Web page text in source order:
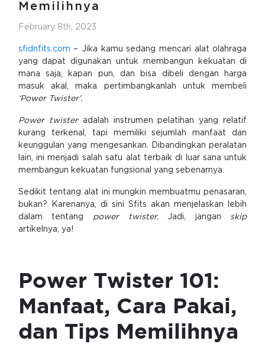
Memilihnya
February 8th, 2023
sfidnfits.com – Jika kamu sedang mencari alat olahraga
yang dapat digunakan untuk membangun kekuatan di
mana saja, kapan pun, dan bisa dibeli dengan harga
masuk akal, maka pertimbangkanlah untuk membeli
‘Power Twister’.
Power twisteradalah instrumen pelatihan yang relatif
kurang terkenal, tapi memiliki sejumlah manfaat dan
keunggulan yang mengesankan. Dibandingkan peralatan
lain, ini menjadi salah satu alat terbaik di luar sana untuk
membangun kekuatan fungsional yang sebenarnya.
Sedikit tentang alat ini mungkin membuatmu penasaran,
bukan? Karenanya, di sini Sfits akan menjelaskan lebih
dalam tentang power twister.Jadi, jangan skip
artikelnya, ya!
Power Twister 101:
Manfaat, Cara Pakai,
dan Tips Memilihnya